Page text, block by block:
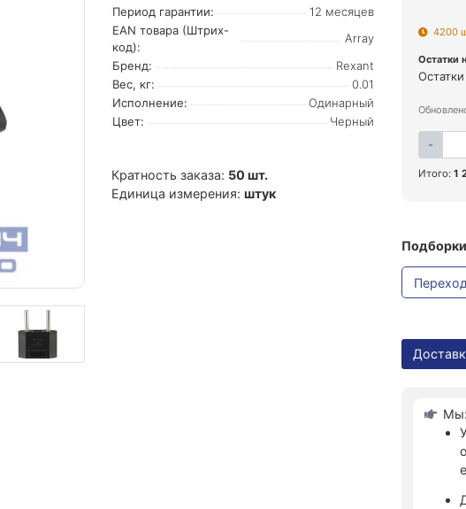
Период гарантии:
12 месяцев
EAN товара (Штрих-
код):
Array
Бренд:
Rexant
Вес, кг:
0.01
Исполнение:
Одинарный
Цвет:
Черный
Кратность заказа: 50 шт.
Единица измерения: штук
4200
Остатки
-
Итого: 1
Мы: